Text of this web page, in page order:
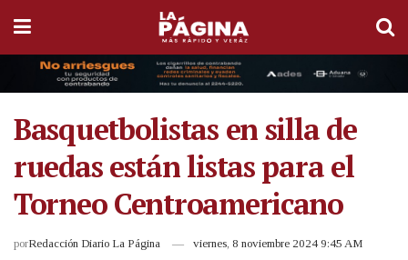
Basquetbolistas en silla de
ruedas están listas para el
Torneo Centroamericano
porRedacción Diario La Página viernes, 8 noviembre 2024 9:45 AM